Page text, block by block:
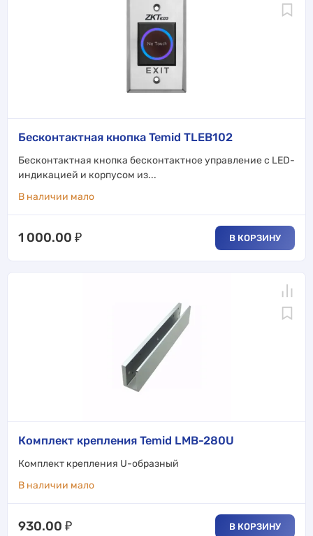
Бесконтактная кнопка Temid TLEB102
Бесконтактная кнопка бесконтактное управление с LED-
индикацией и корпусом из...
В наличии мало
1 000.00 ₽ В КОРЗИНУ
Комплект крепления Temid LMB-280U
Комплект крепления U-образный
В наличии мало
930.00 ₽ В КОРЗИНУ